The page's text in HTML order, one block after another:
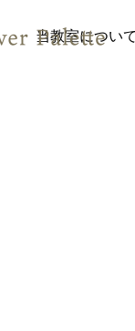
当教室について